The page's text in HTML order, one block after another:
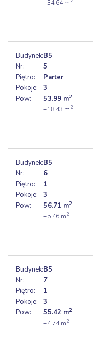
+34.64m
Budynek:
Nr:
Piętro:
Pokoje:
Pow:
B5
5
Parter
3
53.99 m2
+18.43 m2
Budynek:
Nr:
Piętro:
Pokoje:
Pow:
B5
6
1
3
56.71 m2
+5.46 m2
Budynek:
Nr:
Piętro:
Pokoje:
Pow:
B5
7
1
3
55.42 m2
+4.74m2